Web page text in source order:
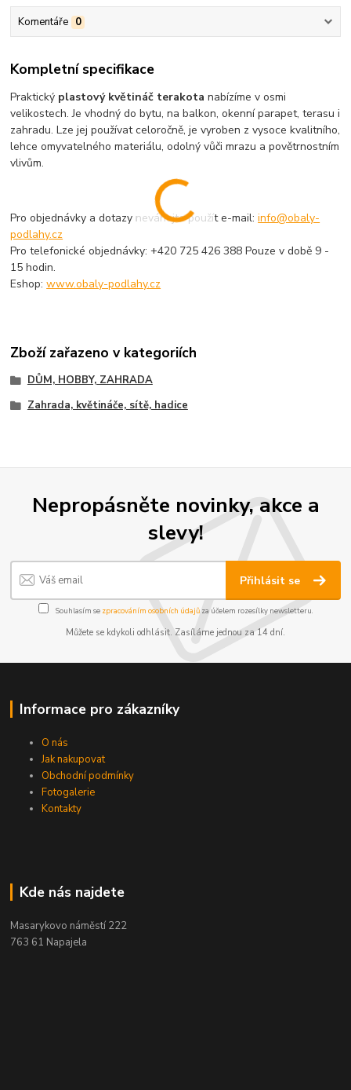
Komentáře 0
Kompletní specifikace
Praktický plastový květináč terakota nabízíme v osmi
velikostech. Je vhodný do bytu, na balkon, okenní parapet, terasu i
zahradu. Lze jej používat celoročně, je vyroben z vysoce kvalitního,
lehce omyvatelného materiálu, odolný vůči mrazu a povětrnostním
vlivům.
Pro objednávky a dotazy neváhejte použít e-mail:info@obaly-
podlahy.cz
Pro telefonické objednávky: +420 725 426 388 Pouze v době 9 -
15 hodin.
Eshop:www.obaly-podlahy.cz
Zboží zařazeno v kategoriích
DŮM, HOBBY, ZAHRADA
Zahrada, květináče, sítě, hadice
Nepropásněte novinky, akce a
slevy!
Přihlásit se
Souhlasím se zpracováním osobních údajůza účelem rozesílky newsletteru.
Můžete se kdykoli odhlásit. Zasíláme jednou za 14 dní.
Informace pro zákazníky
O nás
Jak nakupovat
Obchodní podmínky
Fotogalerie
Kontakty
Kde nás najdete
Masarykovo náměstí 222
763 61 Napajela